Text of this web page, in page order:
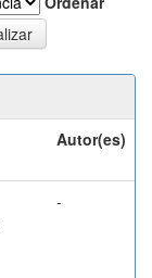
Autor(es)
-